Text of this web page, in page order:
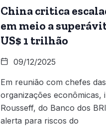
China critica
em meio a
US$ 1 trilhão
09/12/2025
Em reunião com chefes
organizações econômicas,
Rousseff, do Banco dos
alerta para riscos do